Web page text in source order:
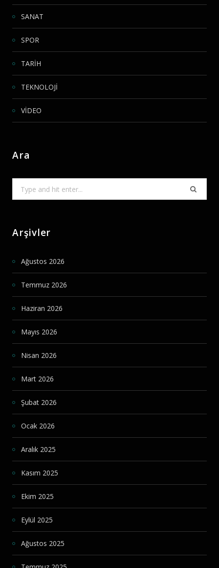
SANAT
SPOR
TARİH
TEKNOLOJİ
VİDEO
Ara
Arşivler
Ağustos 2026
Temmuz 2026
Haziran 2026
Mayıs 2026
Nisan 2026
Mart 2026
Şubat 2026
Ocak 2026
Aralık 2025
Kasım 2025
Ekim 2025
Eylül 2025
Ağustos 2025